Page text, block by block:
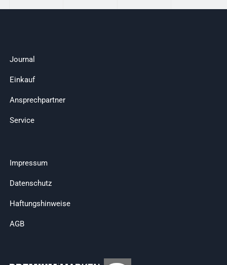
Journal
Einkauf
Ansprechpartner
Service
Impressum
Datenschutz
Haftungshinweise
AGB